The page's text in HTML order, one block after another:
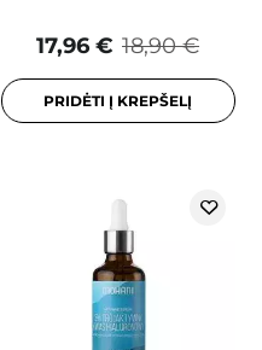
18,90 €
17,96 €
PRIDĖTI Į KREPŠELĮ